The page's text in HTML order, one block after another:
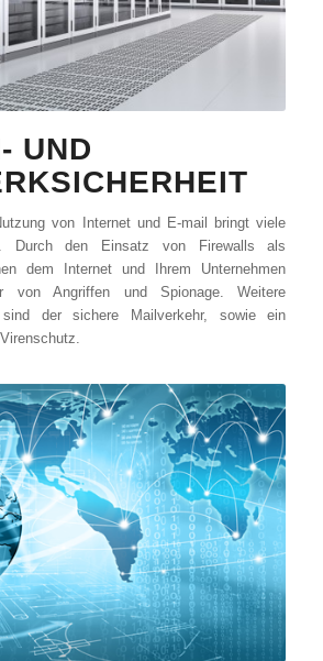
UND
von Internet und E-mail bringt viele
Durch den Einsatz von Firewalls als
dem Internet und Ihrem Unternehmen
von Angriffen und Spionage. Weitere
sind der sichere Mailverkehr, sowie ein